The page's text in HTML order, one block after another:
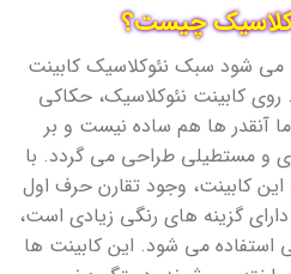
چیست؟
شود سبک نئوکلاسیک کابینت
کابینت نئوکلاسیک، حکاکی
آنقدر ها هم ساده نیست و بر
و مستطیلی طراحی می گردد. با
کابینت، وجود تقارن حرف اول
گزینه های رنگی زیادی است،
استفاده می شود. این کابینت ها